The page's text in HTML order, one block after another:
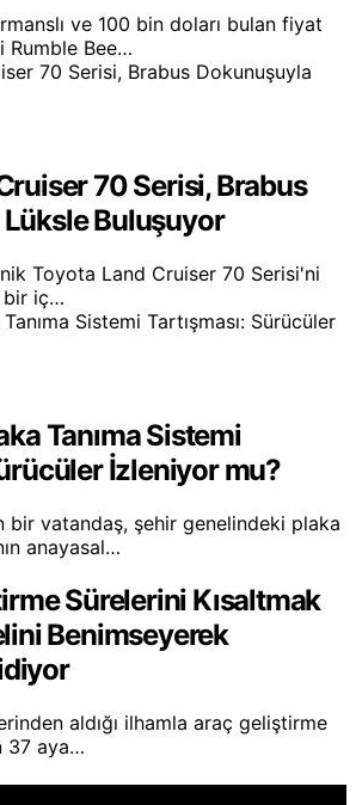
ve 100 bin doları bulan fiyat
Rumble Bee…
70 Serisi, Brabus
Buluşuyor
Toyota Land Cruiser 70 Serisi'ni
bir iç…
Tanıma Sistemi
İzleniyor mu?
bir vatandaş, şehir genelindeki plaka
anayasal…
Sürelerini Kısaltmak
Benimseyerek
aldığı ilhamla araç geliştirme
37 aya…